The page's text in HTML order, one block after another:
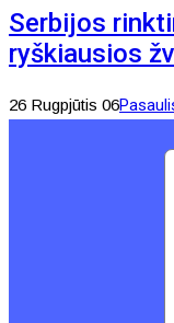
Serbijos
ryškiausios
26 Rugpjūtis 06